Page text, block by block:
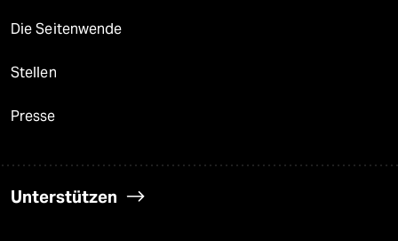
Die Seitenwende
Stellen
Presse
Unterstützen